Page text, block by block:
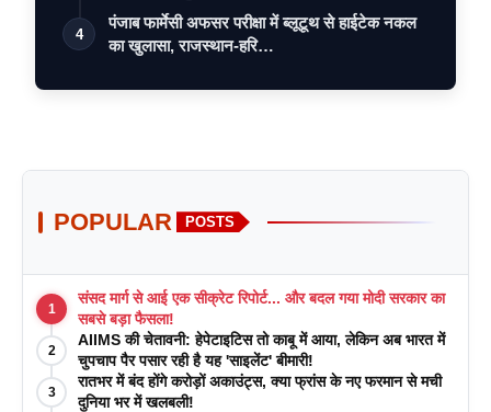
4
पंजाब फार्मेसी अफसर परीक्षा में ब्लूटूथ से हाईटेक नकल
का खुलासा, राजस्थान-हरि…
POPULAR POSTS
1
संसद मार्ग से आई एक सीक्रेट रिपोर्ट... और बदल गया मोदी सरकार का
सबसे बड़ा फैसला!
2
AIIMS की चेतावनी: हेपेटाइटिस तो काबू में आया, लेकिन अब भारत में
चुपचाप पैर पसार रही है यह 'साइलेंट' बीमारी!
3
रातभर में बंद होंगे करोड़ों अकाउंट्स, क्या फ्रांस के नए फरमान से मची
दुनिया भर में खलबली!